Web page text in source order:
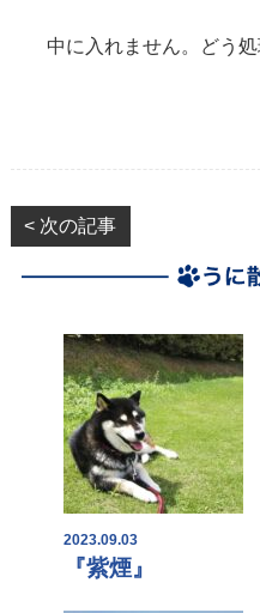
中に入れません。どう
< 次の記事
2023.09.03
『紫煙』